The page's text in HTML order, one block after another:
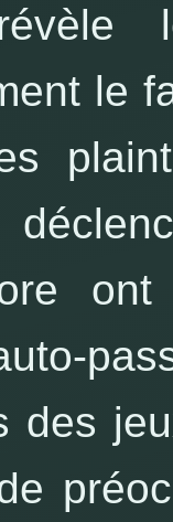
le
des